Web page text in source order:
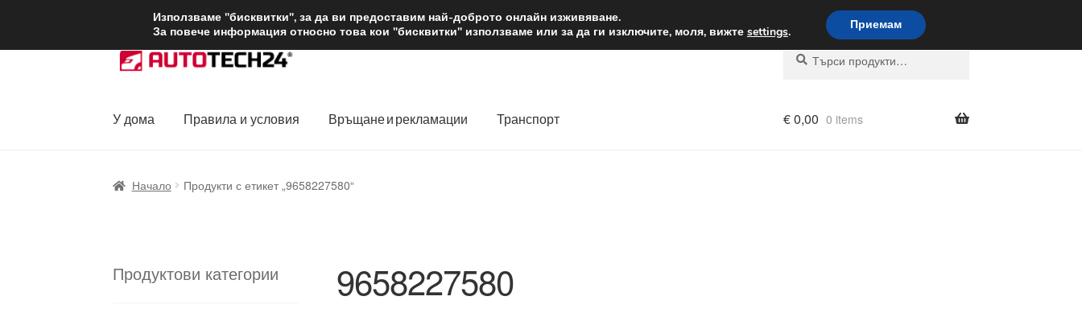
ДОСТАВКА от 12 лв. Доставка по целия свят
Skip
to
Skip
to
Търсене
Търсене
У дома Правила и условия Връщане и рекламации Транспорт €0,00 0 items
Начало Продукти с етикет „9658227580“
9658227580
Продуктови категории
Използваме "бисквитки", за да ви предоставим най-доброто онлайн изживяване.
За повече информация относно това кои "бисквитки" използваме или за да ги изключите, моля, вижте settings. Приемам